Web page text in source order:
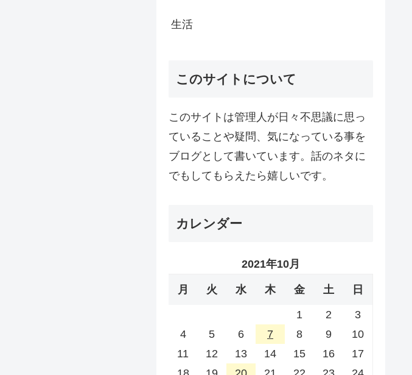
生活
このサイトについて
このサイトは管理人が日々不思議に思っ
ていることや疑問、気になっている事を
ブログとして書いています。話のネタに
でもしてもらえたら嬉しいです。
カレンダー
2021年10月
月 火 水 木 金 土 日
1 2
3
4
5 6 7 8 9
10
11
12 13 14 15 16
17